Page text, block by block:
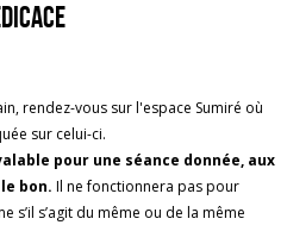
rendez-vous sur l'espace Sumiré où
sur celui-ci.
pour une séance donnée, aux
bon. Il ne fonctionnera pas pour
s’il s’agit du même ou de la même